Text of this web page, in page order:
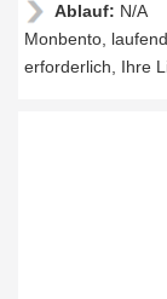
Ablauf: N/A
Monbento,
erforderlich, Ihre